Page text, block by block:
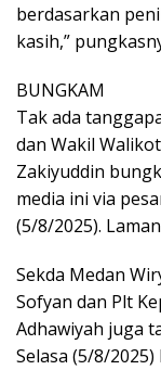
berdasarkan
kasih,”
BUNGKAM
Tak ada
dan Wakil
Zakiyuddin
media ini via
(5/8/2025).
Sekda Medan
Sofyan dan Plt
Adhawiyah juga
Selasa (5/8/